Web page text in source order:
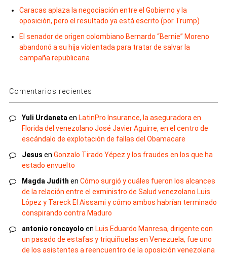
Caracas aplaza la negociación entre el Gobierno y la
oposición, pero el resultado ya está escrito (por Trump)
El senador de origen colombiano Bernardo “Bernie” Moreno
abandonó a su hija violentada para tratar de salvar la
campaña republicana
Comentarios recientes
Yuli Urdanetaen LatinPro Insurance, la aseguradora en
Florida del venezolano José Javier Aguirre, en el centro de
escándalo de explotación de fallas del Obamacare
Jesus en Gonzalo Tirado Yépez y los fraudes en los que ha
estado envuelto
Magda Judith en Cómo surgió y cuáles fueron los alcances
de la relación entre el exministro de Salud venezolano Luis
López y Tareck El Aissami y cómo ambos habrían terminado
conspirando contra Maduro
antonio roncayolo en Luis Eduardo Manresa, dirigente con
un pasado de estafas y triquiñuelas en Venezuela, fue uno
de los asistentes a reencuentro de la oposición venezolana